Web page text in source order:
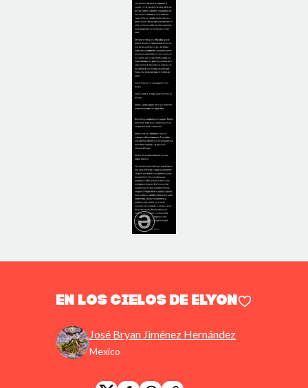
En los Cielos de Elyon
José Bryan Jiménez Hernández
Mexico